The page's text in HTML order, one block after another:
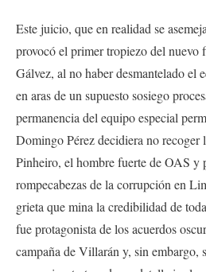
Este juicio, que en realidad se
provocó el primer tropiezo del nuevo
Gálvez, al no haber desmantelado el
en aras de un supuesto sosiego
permanencia del equipo especial
Domingo Pérez decidiera no recoger
Pinheiro, el hombre fuerte de OAS y
rompecabezas de la corrupción en
grieta que mina la credibilidad de
fue protagonista de los acuerdos
campaña de Villarán y, sin embargo,